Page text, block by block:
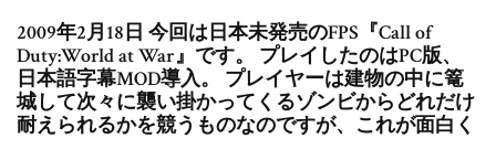
2009年2月18日 今回は日本未発売のFPS『Call of
Duty:World at War』です。 プレイしたのはPC版、
日本語字幕MOD導入。 プレイヤーは建物の中に篭
城して次々に襲い掛かってくるゾンビからどれだけ
耐えられるかを競うものなのですが、これが面白く